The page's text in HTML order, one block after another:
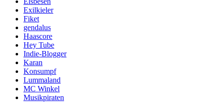
Exilkieler
Fiket
gendalus
Haascore
Hey Tube
Indie-Blogger
Karan
Konsumpf
Lummaland
MC Winkel
Musikpiraten